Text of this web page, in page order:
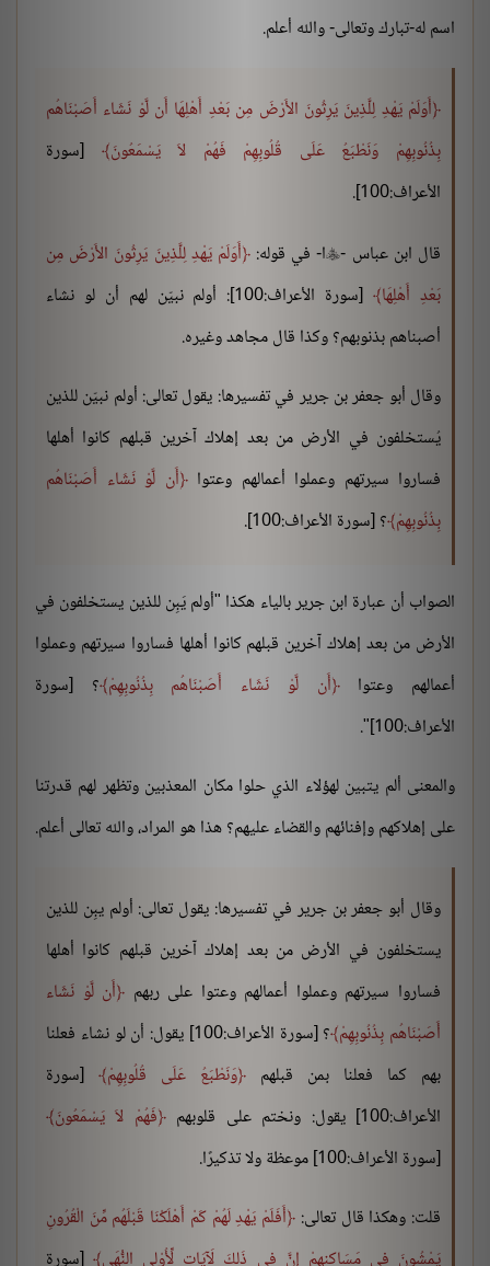
اسم له-تبارك وتعالى- والله أعلم.
أَوَلَمْ يَهْدِ لِلَّذِينَ يَرِثُونَ الأَرْضَ مِن بَعْدِ أَهْلِهَا أَن لَّوْ نَشَاء أَصَبْنَاهُم
بِذُنُوبِهِمْ وَنَطْبَعُ عَلَى قُلُوبِهِمْ فَهُمْ لاَ يَسْمَعُونَ
[سورة
الأعراف:100].
قال ابن عباس -ا- في قوله: أَوَلَمْ يَهْدِ لِلَّذِينَ يَرِثُونَ الأَرْضَ مِن
بَعْدِ أَهْلِهَا
[سورة الأعراف:100]: أولم نبيّن لهم أن لو نشاء
أصبناهم بذنوبهم؟ وكذا قال مجاهد وغيره.
وقال أبو جعفر بن جرير في تفسيرها: يقول تعالى: أولم نبيّن للذين
يُستخلفون في الأرض من بعد إهلاك آخرين قبلهم كانوا أهلها
فساروا سيرتهم وعملوا أعمالهم وعتوا أَن لَّوْ نَشَاء أَصَبْنَاهُم
بِذُنُوبِهِمْ ؟ [سورة الأعراف:100].
الصواب أن عبارة ابن جرير بالياء هكذا "أولم يَبِن للذين يستخلفون في
الأرض من بعد إهلاك آخرين قبلهم كانوا أهلها فساروا سيرتهم وعملوا
أعمالهم وعتوا أَن لَّوْ نَشَاء أَصَبْنَاهُم بِذُنُوبِهِمْ ؟ [سورة
الأعراف:100]".
والمعنى ألم يتبين لهؤلاء الذي حلوا مكان المعذبين وتظهر لهم قدرتنا
على إهلاكهم وإفنائهم والقضاء عليهم؟ هذا هو المراد، والله تعالى أعلم.
وقال أبو جعفر بن جرير في تفسيرها: يقول تعالى: أولم يبِن للذين
يستخلفون في الأرض من بعد إهلاك آخرين قبلهم كانوا أهلها
فساروا سيرتهم وعملوا أعمالهم وعتوا على ربهم
أَن لَّوْ نَشَاء
أَصَبْنَاهُم بِذُنُوبِهِمْ
؟ [سورة الأعراف:100] يقول: أن لو نشاء فعلنا
بهم كما فعلنا بمن قبلهم
وَنَطْبَعُ عَلَى قُلُوبِهِمْ
[سورة
الأعراف:100] يقول: ونختم على قلوبهم
فَهُمْ لاَ يَسْمَعُونَ
[سورة الأعراف:100] موعظة ولا تذكيرًا.
قلت: وهكذا قال تعالى: أَفَلَمْ يَهْدِ لَهُمْ كَمْ أَهْلَكْنَا قَبْلَهُم مِّنَ الْقُرُونِ
يَمْشُونَ فِي مَسَاكِنِهِمْ إِنَّ فِي ذَلِكَ لَآيَاتٍ لِّأُوْلِي النُّهَى [سورة